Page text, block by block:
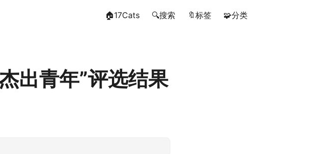
🏠17Cats 🔍搜索 🔖标签 🧩分类
出青年”评选结果